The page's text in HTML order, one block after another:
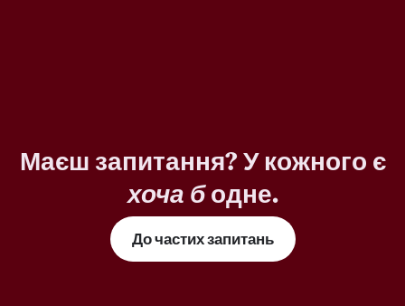
Маєш запитання? У кожного є
хоча бодне.
До частих запитань